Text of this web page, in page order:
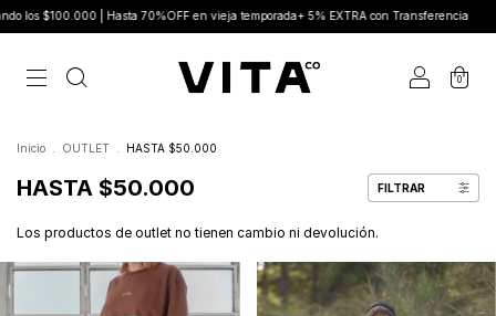
en vieja temporada+ 5% EXTRA con Transferencia Nuevo drop Cosechar
0
Inicio OUTLET HASTA $50.000
HASTA $50.000 FILTRAR
Los productos de outlet no tienen cambio ni devolución.